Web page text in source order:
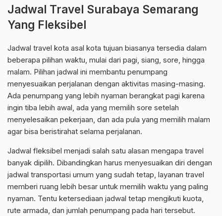
Jadwal Travel Surabaya Semarang
Yang Fleksibel
Jadwal travel kota asal kota tujuan biasanya tersedia dalam
beberapa pilihan waktu, mulai dari pagi, siang, sore, hingga
malam. Pilihan jadwal ini membantu penumpang
menyesuaikan perjalanan dengan aktivitas masing-masing.
Ada penumpang yang lebih nyaman berangkat pagi karena
ingin tiba lebih awal, ada yang memilih sore setelah
menyelesaikan pekerjaan, dan ada pula yang memilih malam
agar bisa beristirahat selama perjalanan.
Jadwal fleksibel menjadi salah satu alasan mengapa travel
banyak dipilih. Dibandingkan harus menyesuaikan diri dengan
jadwal transportasi umum yang sudah tetap, layanan travel
memberi ruang lebih besar untuk memilih waktu yang paling
nyaman. Tentu ketersediaan jadwal tetap mengikuti kuota,
rute armada, dan jumlah penumpang pada hari tersebut.